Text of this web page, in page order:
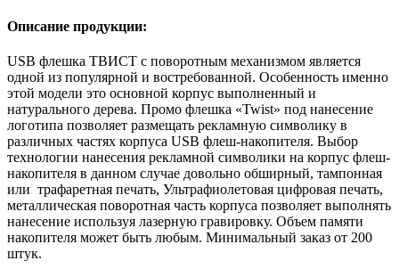
Описание продукции:
USB флешка ТВИСТ с поворотным механизмом является
одной из популярной и востребованной. Особенность именно
этой модели это основной корпус выполненный и
натурального дерева. Промо флешка «Twist» под нанесение
логотипа позволяет размещать рекламную символику в
различных частях корпуса USB флеш-накопителя. Выбор
технологии нанесения рекламной символики на корпус флеш-
накопителя в данном случае довольно обширный, тампонная
или трафаретная печать, Ультрафиолетовая цифровая печать,
металлическая поворотная часть корпуса позволяет выполнять
нанесение используя лазерную гравировку. Объем памяти
накопителя может быть любым. Минимальный заказ от 200
штук.